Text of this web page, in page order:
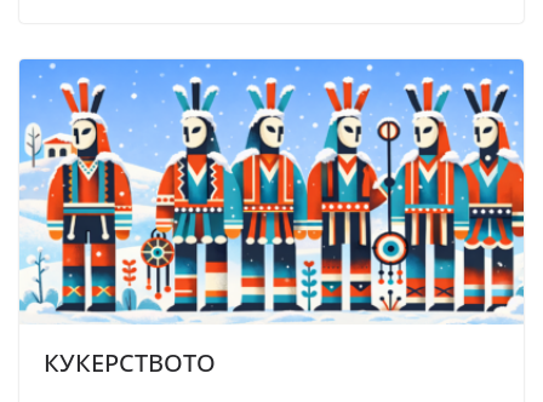
КУКЕРСТВОТО